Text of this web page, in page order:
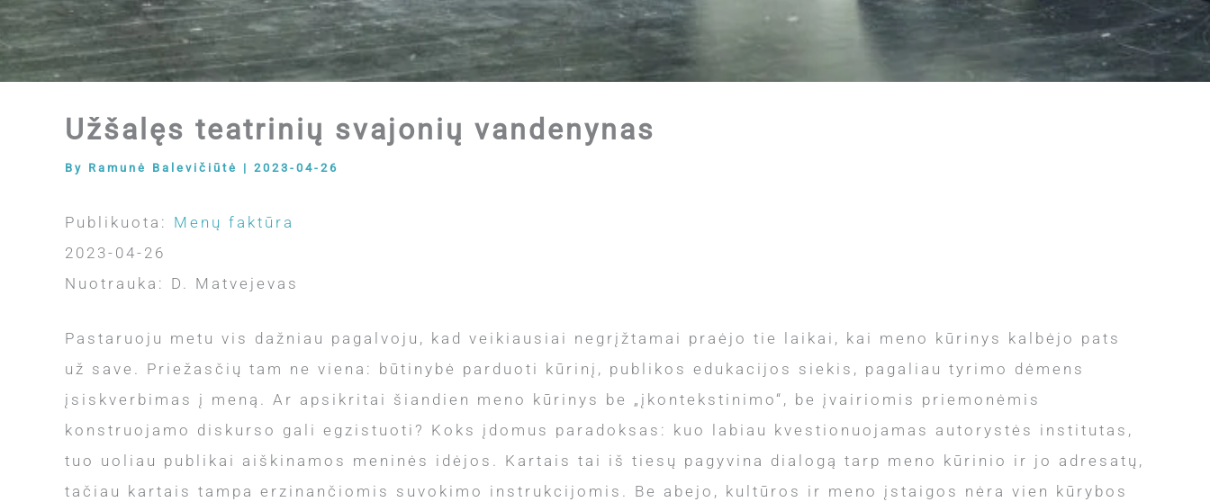
Užšalęs teatrinių svajonių vandenynas
By Ramunė Balevičiūtė | 2023-04-26
Publikuota: Menų faktūra
2023-04-26
Nuotrauka: D. Matvejevas
Pastaruoju metu vis dažniau pagalvoju, kad veikiausiai negrįžtamai praėjo tie laikai, kai meno kūrinys kalbėjo pats
už save. Priežasčių tam ne viena: būtinybė parduoti kūrinį, publikos edukacijos siekis, pagaliau tyrimo dėmens
įsiskverbimas į meną. Ar apsikritai šiandien meno kūrinys be „įkontekstinimo“, be įvairiomis priemonėmis
konstruojamo diskurso gali egzistuoti? Koks įdomus paradoksas: kuo labiau kvestionuojamas autorystės institutas,
tuo uoliau publikai aiškinamos meninės idėjos. Kartais tai iš tiesų pagyvina dialogą tarp meno kūrinio ir jo adresatų,
tačiau kartais tampa erzinančiomis suvokimo instrukcijomis. Be abejo, kultūros ir meno įstaigos nėra vien kūrybos